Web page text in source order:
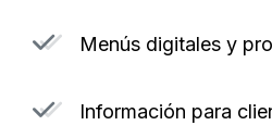
Menús digitales y
Información para